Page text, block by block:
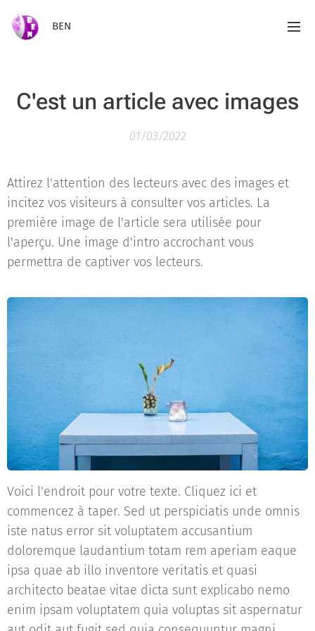
BEN
C'est un article avec images
01/03/2022
Attirez l'attention des lecteurs avec des images et
incitez vos visiteurs à consulter vos articles. La
première image de l'article sera utilisée pour
l'aperçu. Une image d'intro accrochant vous
permettra de captiver vos lecteurs.
Voici l'endroit pour votre texte. Cliquez ici et
commencez à taper. Sed ut perspiciatis unde omnis
iste natus error sit voluptatem accusantium
doloremque laudantium totam rem aperiam eaque
ipsa quae ab illo inventore veritatis et quasi
architecto beatae vitae dicta sunt explicabo nemo
enim ipsam voluptatem quia voluptas sit aspernatur